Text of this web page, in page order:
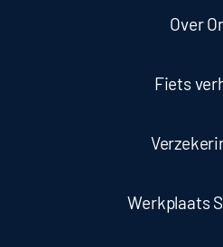
Over
Fiets
Werkplaats